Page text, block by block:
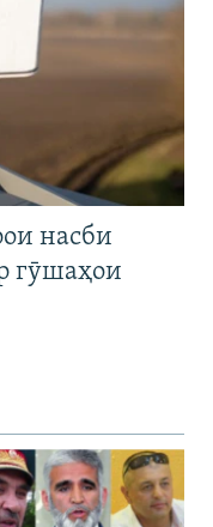
насби
гӯшаҳои